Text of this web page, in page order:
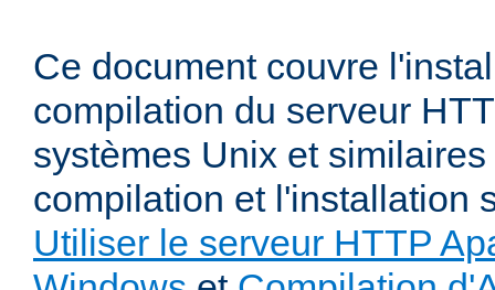
Ce document couvre
compilation du serveur
systèmes Unix et
compilation et l'installation
Utiliser le serveur HTTP